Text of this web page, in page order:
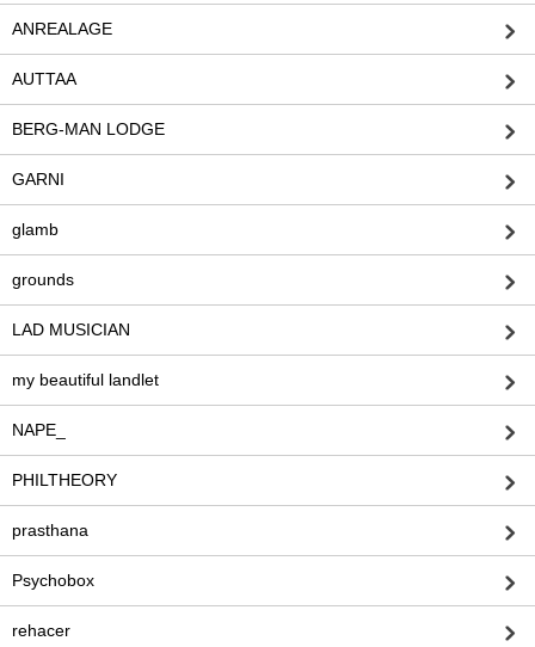
ANREALAGE
AUTTAA
BERG-MAN LODGE
GARNI
glamb
grounds
LAD MUSICIAN
my beautiful landlet
NAPE_
PHILTHEORY
prasthana
Psychobox
rehacer